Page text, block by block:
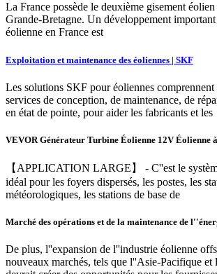
La France possède le deuxième gisement
Grande-Bretagne. Un développement
éolienne en France est
Exploitation et maintenance des éoliennes | SKF
Les solutions SKF pour éoliennes comprennent
services de conception, de maintenance, de
en état de pointe, pour aider les fabricants et les
VEVOR Générateur Turbine Éolienne 12V Éolienne à
【APPLICATION LARGE】 - C''est le
idéal pour les foyers dispersés, les postes, les
météorologiques, les stations de base de
Marché des opérations et de la maintenance de
De plus, l''expansion de l''industrie éolienne
nouveaux marchés, tels que l''Asie-Pacifique